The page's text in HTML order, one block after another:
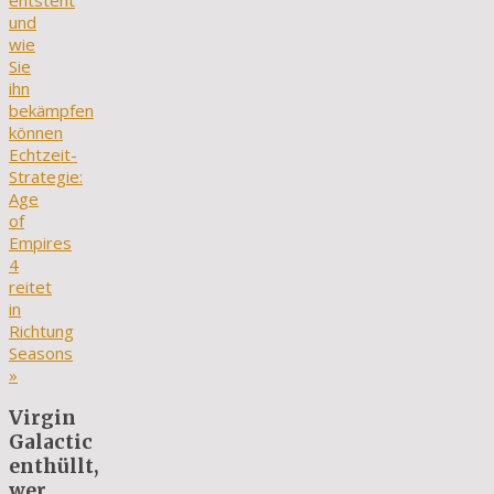
und
wie
Sie
ihn
bekämpfen
können
Echtzeit-
Strategie:
Age
of
Empires
4
reitet
in
Richtung
Seasons
»
Virgin
Galactic
enthüllt,